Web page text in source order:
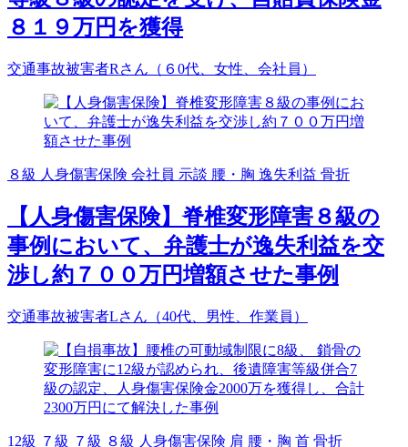
８１９万円を獲得
交通事故被害者Rさん（６0代、女性、会社員）
８級 人身傷害保険 会社員 示談 腰・胸 逸失利益 骨折
【人身傷害保険】脊椎変形障害８級の
事例において、弁護士が逸失利益を交
渉し約７００万円増額させた事例
交通事故被害者Lさん（40代、男性、作業員）
12級 ７級 ７級 ８級 人身傷害保険 肩 腰・胸 首 骨折